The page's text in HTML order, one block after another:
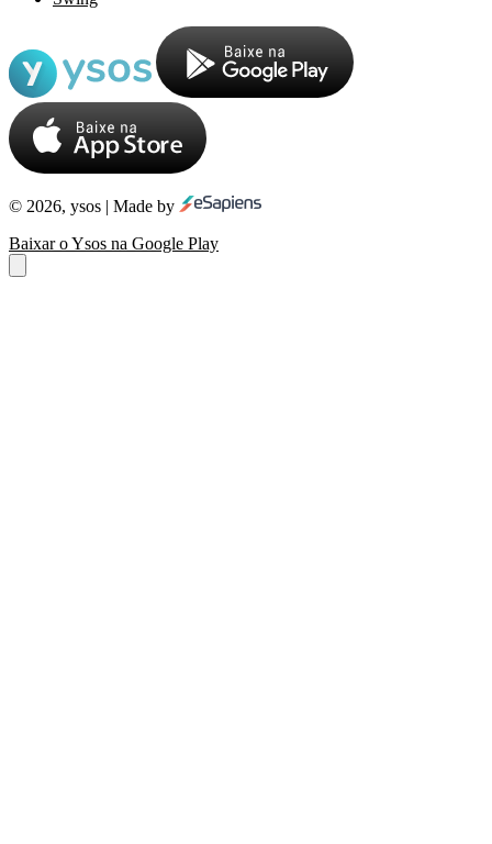
© 2026, ysos | Made by
Baixar o Ysos na Google Play